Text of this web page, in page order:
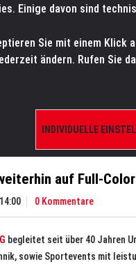
HOME PRODUKTE/
auf Full-Color
0 Kommentare
begleitet seit über 40 Jahren
sowie Sportevents mit
Einige davon sind
Sie mit einem Klick
ändern. Rufen Sie
INDIVIDUELLE